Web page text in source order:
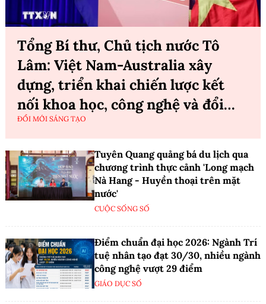
Tổng Bí thư, Chủ tịch nước Tô
Lâm: Việt Nam-Australia xây
dựng, triển khai chiến lược kết
nối khoa học, công nghệ và đổi
mới sáng tạo tầm nhìn dài hạn
ĐỔI MỚI SÁNG TẠO
Tuyên Quang quảng bá du lịch qua
chương trình thực cảnh 'Long mạch
Nà Hang - Huyền thoại trên mặt
nước'
CUỘC SỐNG SỐ
Điểm chuẩn đại học 2026: Ngành Trí
tuệ nhân tạo đạt 30/30, nhiều ngành
công nghệ vượt 29 điểm
GIÁO DỤC SỐ